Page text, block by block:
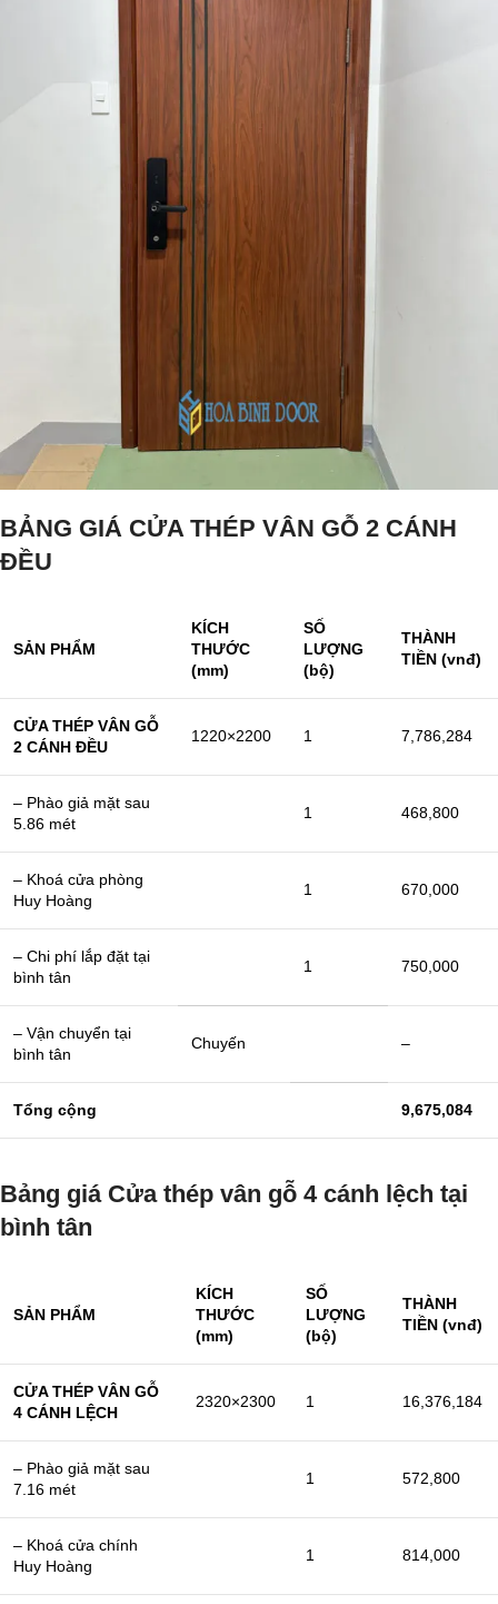
BẢNG GIÁ CỬA THÉP VÂN GỖ 2 CÁNH
ĐỀU
SẢN PHẨM
KÍCH
THƯỚC
(mm)
SỐ
LƯỢNG
(bộ)
THÀNH
TIỀN (vnđ)
CỬA THÉP VÂN GỖ
2 CÁNH ĐỀU
1220×2200 1 7,786,284
– Phào giả mặt sau
5.86 mét
1 468,800
– Khoá cửa phòng
Huy Hoàng
1 670,000
– Chi phí lắp đặt tại
bình tân
1 750,000
– Vận chuyển tại
bình tân
Chuyến –
Tổng cộng 9,675,084
Bảng giá Cửa thép vân gỗ 4 cánh lệch tại
bình tân
SẢN PHẨM
KÍCH
THƯỚC
(mm)
SỐ
LƯỢNG
(bộ)
THÀNH
TIỀN (vnđ)
CỬA THÉP VÂN GỖ
4 CÁNH LỆCH
2320×2300 1 16,376,184
– Phào giả mặt sau
7.16 mét
1 572,800
– Khoá cửa chính
Huy Hoàng
1 814,000